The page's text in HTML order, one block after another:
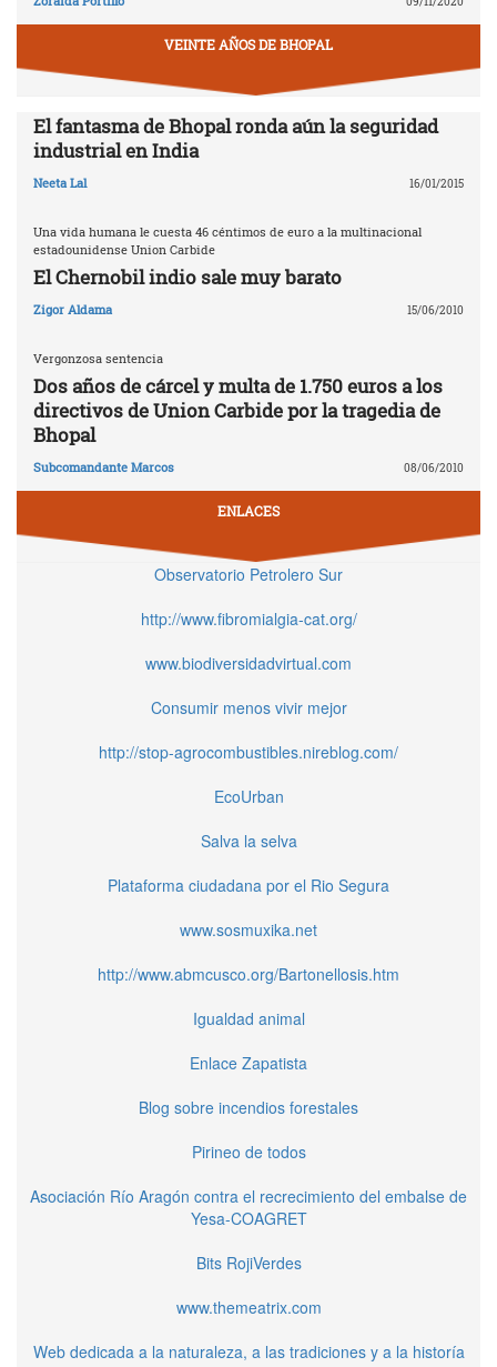
VEINTE AÑOS DE BHOPAL
El fantasma de Bhopal ronda aún la seguridad
industrial en India
Neeta Lal 16/01/2015
Una vida humana le cuesta 46 céntimos de euro a la multinacional
estadounidense Union Carbide
El Chernobil indio sale muy barato
Zigor Aldama 15/06/2010
Vergonzosa sentencia
Dos años de cárcel y multa de 1.750 euros a los
directivos de Union Carbide por la tragedia de
Bhopal
Subcomandante Marcos 08/06/2010
ENLACES
Observatorio Petrolero Sur
http://www.fibromialgia-cat.org/
www.biodiversidadvirtual.com
Consumir menos vivir mejor
http://stop-agrocombustibles.nireblog.com/
EcoUrban
Salva la selva
Plataforma ciudadana por el Rio Segura
www.sosmuxika.net
http://www.abmcusco.org/Bartonellosis.htm
Igualdad animal
Enlace Zapatista
Blog sobre incendios forestales
Pirineo de todos
Asociación Río Aragón contra el recrecimiento del embalse de
Yesa-COAGRET
Bits RojiVerdes
www.themeatrix.com
Web dedicada a la naturaleza, a las tradiciones y a la historía